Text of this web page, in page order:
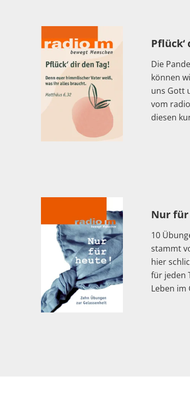
Pflück‘
Die
können
uns Gott
vom
diesen
Nur
10
stammt
hier
für jeden
Leben im